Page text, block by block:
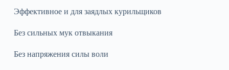
Эффективное и для заядлых курильщиков
Без сильных мук отвыкания
Без напряжения силы воли